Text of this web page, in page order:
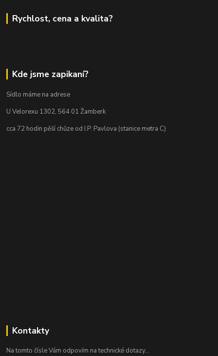
Rychlost, cena a kvalita?
Kde jsme zapikaní?
Sídlo máme na adrese
U Velorexu 1302, 564 01 Žamberk
cca 72 hodin pěší chůze od I.P. Pavlova (stanice metra C)
Kontakty
Na tomto čísle Vám odpovím na technické dotazy...